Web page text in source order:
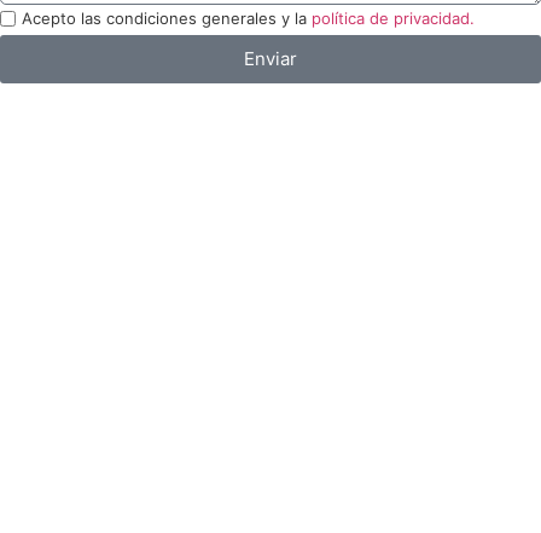
Acepto las condiciones generales y la política de privacidad.
Enviar